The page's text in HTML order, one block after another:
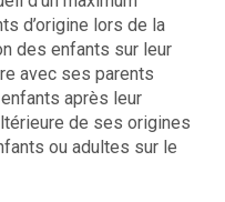
d’origine lors de la
des enfants sur leur
avec ses parents
après leur
de ses origines
ou adultes sur le